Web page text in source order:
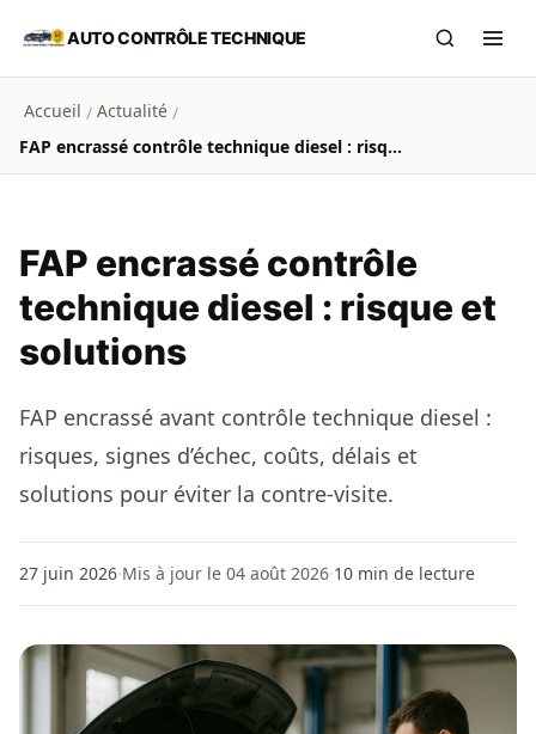
Aller au contenu principal
AUTO CONTRÔLE TECHNIQUE
Accueil / Actualité /
FAP encrassé contrôle technique diesel : risque et solutions
FAP encrassé contrôle
technique diesel : risque et
solutions
FAP encrassé avant contrôle technique diesel :
risques, signes d’échec, coûts, délais et
solutions pour éviter la contre-visite.
27 juin 2026·Mis à jour le 04 août 2026·10 min de lecture